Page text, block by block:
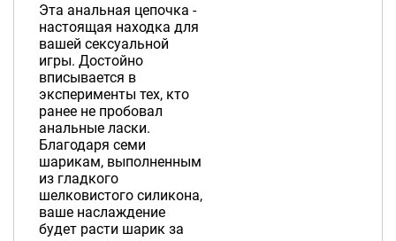
Эта анальная цепочка -
настоящая находка для
вашей сексуальной
игры. Достойно
вписывается в
эксперименты тех, кто
ранее не пробовал
анальные ласки.
Благодаря семи
шарикам, выполненным
из гладкого
шелковистого силикона,
ваше наслаждение
будет расти шарик за